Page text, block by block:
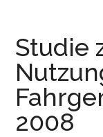
Studie
2008